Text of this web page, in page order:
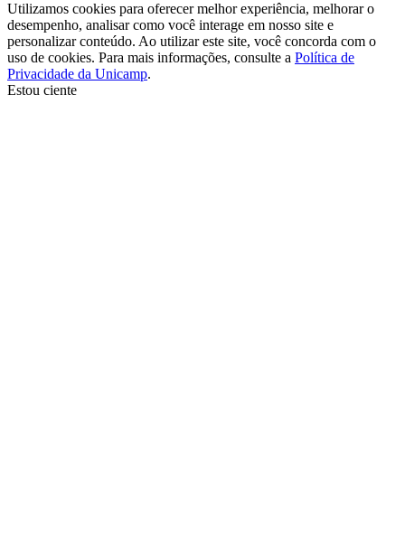
Utilizamos cookies para oferecer melhor experiência, melhorar o
desempenho, analisar como você interage em nosso site e
personalizar conteúdo. Ao utilizar este site, você concorda com o
uso de cookies. Para mais informações, consulte a Política de
Privacidade da Unicamp.
Estou ciente